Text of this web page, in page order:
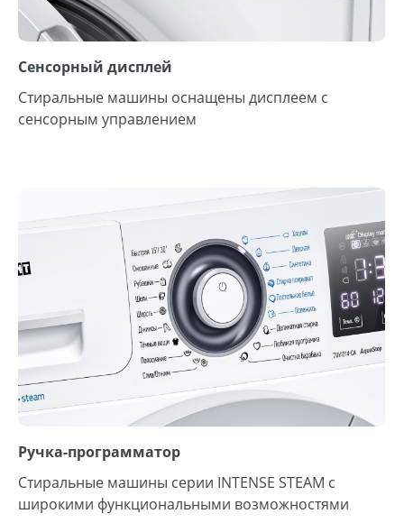
Сенсорный дисплей
Стиральные машины оснащены дисплеем с
сенсорным управлением
Ручка-программатор
Стиральные машины серии INTENSE STEAM с
широкими функциональными возможностями